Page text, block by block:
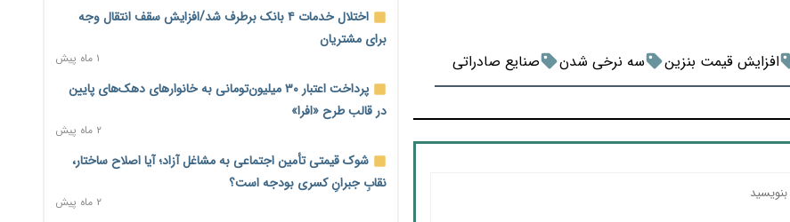
افزایش قیمت بنزین سه نرخی شدن صنایع صادراتی
معمای تأمین ۸۰ همت معوقات بازنشستگان؛ بانک رفاه وارد
میدان شد
۲ روز پیش
فشار اقتصادی در مسیر صعود؛ شاخص فلاکت کشور از ۹۰ به ۹۶
درصد رسید
۲ روز پیش
رشد ۷۵ هزار میلیاردی بازار خرید اعتباری؛ فین‌تک‌ها وارد میدان
شدند
۲ روز پیش
اختلال خدمات ۴ بانک برطرف شد/افزایش سقف انتقال وجه
برای مشتریان
۱ ماه پیش
پرداخت اعتبار ۳۰ میلیون‌تومانی به خانوارهای دهک‌های پایین
در قالب طرح «افرا»
۲ ماه پیش
شوک قیمتی تأمین اجتماعی به مشاغل آزاد؛ آیا اصلاح ساختار،
نقابِ جبرانِ کسری بودجه است؟
۲ ماه پیش